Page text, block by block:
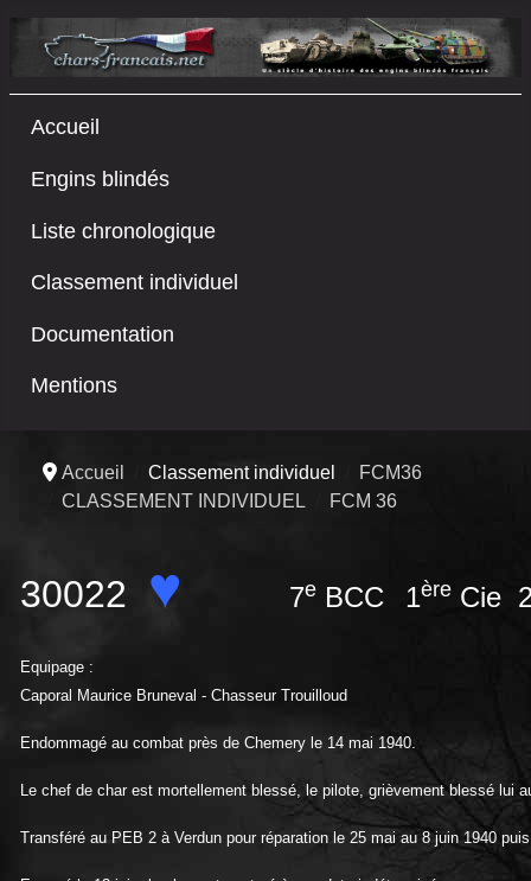
Accueil
Engins blindés
Liste chronologique
Classement individuel
Documentation
Mentions
Accueil Classement individuel
FCM36
CLASSEMENT INDIVIDUEL
FCM 36
30022 ♥ 7e BCC 1ère Cie
Equipage :
Caporal Maurice Bruneval - Chasseur Trouilloud
Endommagé au combat près de Chemery le 14 mai 1940.
Le chef de char est mortellement blessé, le pilote, grièvement blessé lui
Transféré au PEB 2 à Verdun pour réparation le 25 mai au 8 juin 1940